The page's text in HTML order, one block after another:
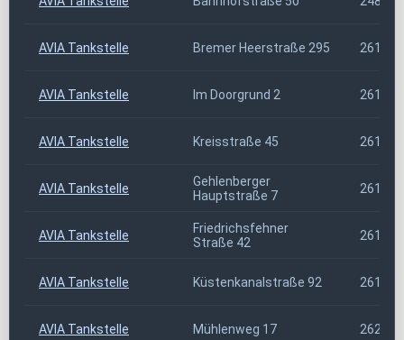
AVIA Tankstelle Bremer Heerstraße 295 26135
AVIA Tankstelle Im Doorgrund 2 26160
AVIA Tankstelle Kreisstraße 45 26169
AVIA Tankstelle
Gehlenberger
Hauptstraße 7
26169
AVIA Tankstelle
Friedrichsfehner
Straße 42
26188
AVIA Tankstelle Küstenkanalstraße 92 26188
AVIA Tankstelle Mühlenweg 17 26209